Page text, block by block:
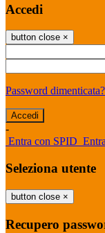
Accedi
button close ×
Password dimenticata?
-
Entra con SPID
Seleziona utente
button close ×
Recupero